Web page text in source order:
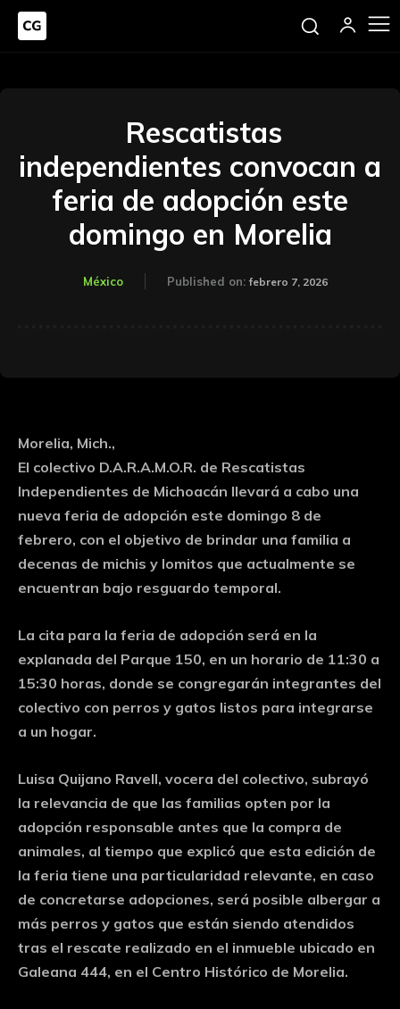
Rescatistas
independientes convocan a
feria de adopción este
domingo en Morelia
México Published on: febrero 7, 2026
Morelia, Mich.,
El colectivo D.A.R.A.M.O.R. de Rescatistas
Independientes de Michoacán llevará a cabo una
nueva feria de adopción este domingo 8 de
febrero, con el objetivo de brindar una familia a
decenas de michis y lomitos que actualmente se
encuentran bajo resguardo temporal.
La cita para la feria de adopción será en la
explanada del Parque 150, en un horario de 11:30 a
15:30 horas, donde se congregarán integrantes del
colectivo con perros y gatos listos para integrarse
a un hogar.
Luisa Quijano Ravell, vocera del colectivo, subrayó
la relevancia de que las familias opten por la
adopción responsable antes que la compra de
animales, al tiempo que explicó que esta edición de
la feria tiene una particularidad relevante, en caso
de concretarse adopciones, será posible albergar a
más perros y gatos que están siendo atendidos
tras el rescate realizado en el inmueble ubicado en
Galeana 444, en el Centro Histórico de Morelia.